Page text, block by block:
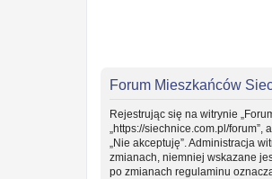
Forum Mieszkańców
Rejestrując się na witrynie
„https://siechnice.com.pl/
„Nie akceptuję”. Administracja
zmianach, niemniej wskazane
po zmianach regulaminu